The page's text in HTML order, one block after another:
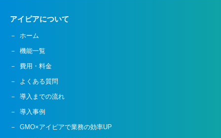
アイピアについて
ホーム
機能一覧
費用・料金
よくある質問
導入までの流れ
導入事例
GMO×アイピアで業務の効率UP